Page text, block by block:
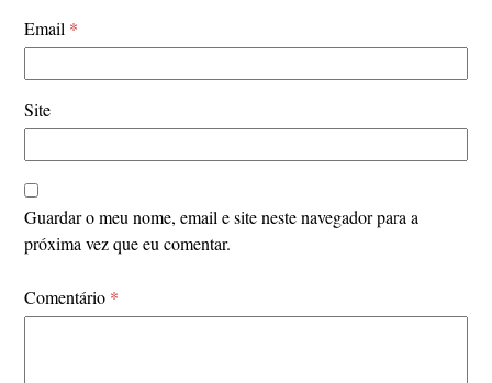
Email *
Site
Guardar o meu nome, email e site neste navegador para a
próxima vez que eu comentar.
Comentário *